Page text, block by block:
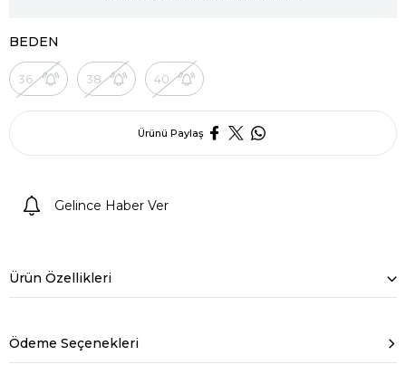
BEDEN
36 38 40
Ürünü Paylaş
Gelince Haber Ver
Ürün Özellikleri
Ödeme Seçenekleri